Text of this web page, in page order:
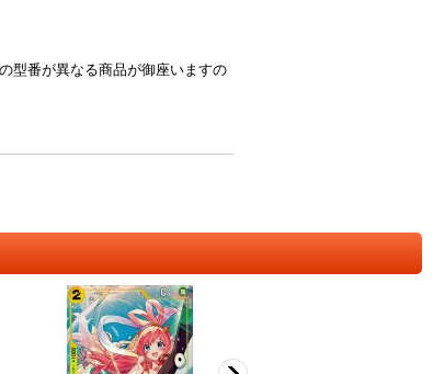
型番が異なる商品が御座いますの